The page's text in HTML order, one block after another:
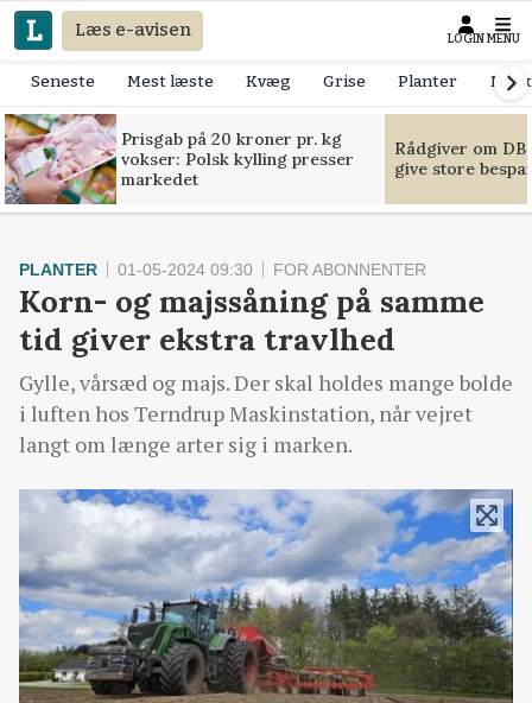
Læs e-avisen LOGIN MENU
Seneste Mest læste Kvæg Grise Planter
Prisgab på 20 kroner pr. kg
vokser: Polsk kylling presser
markedet
Rådgiver om
give store
PLANTER 01-05-2024 09:30 FOR ABONNENTER
Korn- og majssåning på samme
tid giver ekstra travlhed
Gylle, vårsæd og majs. Der skal holdes mange bolde
i luften hos Terndrup Maskinstation, når vejret
langt om længe arter sig i marken.